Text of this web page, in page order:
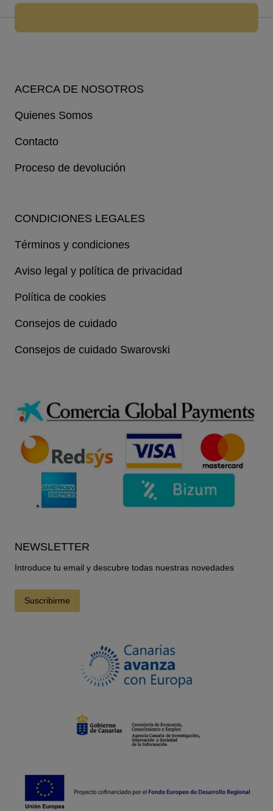
ACERCA DE NOSOTROS
Quienes Somos
Contacto
Proceso de devolución
CONDICIONES LEGALES
Términos y condiciones
Aviso legal y política de privacidad
Política de cookies
Consejos de cuidado
Consejos de cuidado Swarovski
NEWSLETTER
Introduce tu email y descubre todas nuestras novedades
Suscribirme